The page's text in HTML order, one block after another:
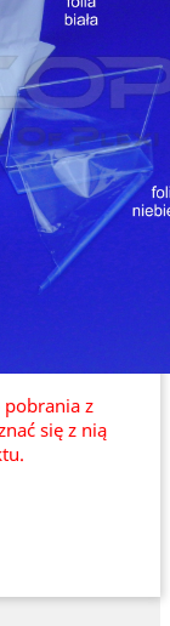
pobrania z
się z nią